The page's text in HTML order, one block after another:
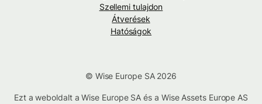
Szellemi tulajdon
Átverések
Hatóságok
© Wise Europe SA 2026
Ezt a weboldalt a Wise Europe SA és a Wise Assets Europe AS